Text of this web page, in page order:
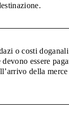
o costi doganali
essere
della merce